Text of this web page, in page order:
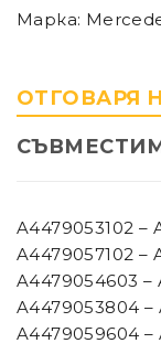
Марка:
ОТГОВАРЯ
A4479053102 –
A4479057102 –
A4479054603 –
A4479053804 –
A4479059604 –